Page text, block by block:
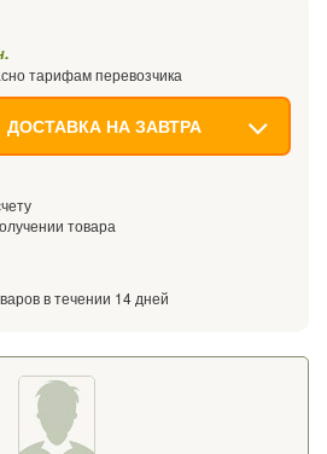
тарифам перевозчика
ДОСТАВКА НА ЗАВТРА
товара
в течении 14 дней